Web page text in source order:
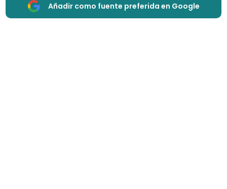
Añadir como fuente preferida en Google